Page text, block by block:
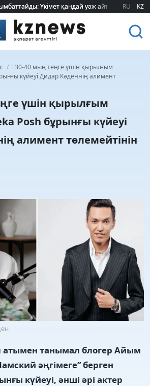
Үкімет қандай уәж айтады?
Үкімет қандай уәж айтады? RU KZ
/ "30-40 мың теңге үшін қырылғым
күйеуі Дидар Кәденнің алимент
үшін қырылғым
Posh бұрынғы күйеуі
алимент төлемейтінін
атымен танымал блогер Айым
әңгімеге” берген
күйеуі, әнші әрі актер